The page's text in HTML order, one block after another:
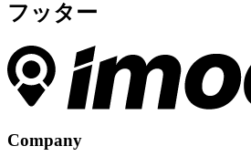
フッター
Company